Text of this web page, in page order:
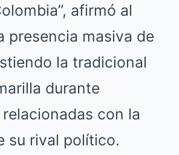
afirmó al
presencia masiva de
la tradicional
durante
con la
su rival político.